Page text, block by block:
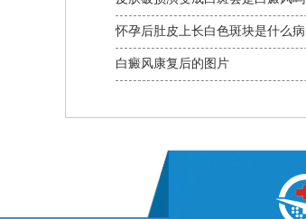
怀孕后肚皮上长白色斑块是什么病
白癜风康复后的图片